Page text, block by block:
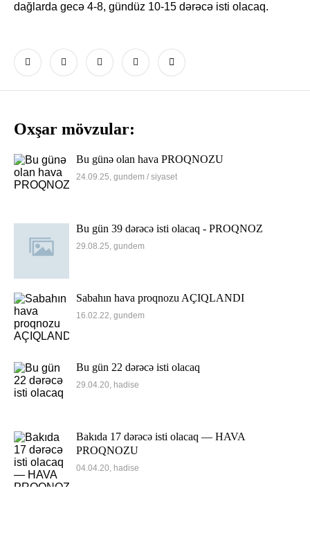
dağlarda gecə 4-8, gündüz 10-15 dərəcə isti olacaq.
Oxşar mövzular:
Bu günə olan hava PROQNOZU
24.09.25, gundem / siyaset
Bu gün 39 dərəcə isti olacaq - PROQNOZ
29.08.25, gundem
Sabahın hava proqnozu AÇIQLANDI
16.02.22, gundem
Bu gün 22 dərəcə isti olacaq
29.04.20, hadise
Bakıda 17 dərəcə isti olacaq — HAVA
PROQNOZU
04.04.20, hadise